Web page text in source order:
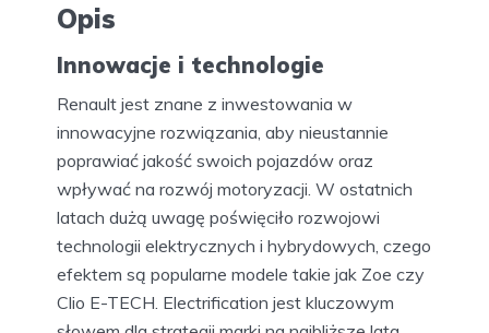
Opis
Innowacje i technologie
Renault jest znane z inwestowania w
innowacyjne rozwiązania, aby nieustannie
poprawiać jakość swoich pojazdów oraz
wpływać na rozwój motoryzacji. W ostatnich
latach dużą uwagę poświęciło rozwojowi
technologii elektrycznych i hybrydowych, czego
efektem są popularne modele takie jak Zoe czy
Clio E-TECH. Electrification jest kluczowym